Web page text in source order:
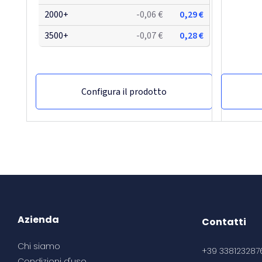
2000+
-0,06 €
0,29 €
3500+
-0,07 € 0,28 €
Configura il prodotto
Set memo in carta cons emi
Foglietti
Foglietti adesivi sticky-mate® a8
Set
Azienda
Chi siamo
Contatti
+39